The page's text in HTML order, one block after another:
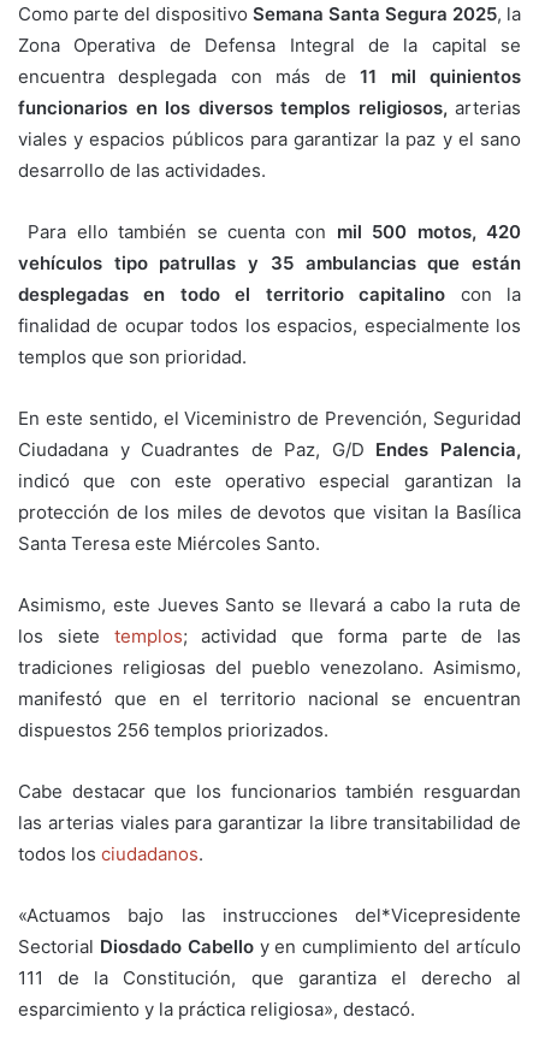
Como parte del dispositivo Semana Santa Segura 2025, la
Zona Operativa de Defensa Integral de la capital se
encuentra desplegada con más de11 mil quinientos
funcionarios en los diversos templos religiosos, arterias
viales y espacios públicos para garantizar la paz y el sano
desarrollo de las actividades.
Para ello también se cuenta con mil 500 motos, 420
vehículos tipo patrullas y 35 ambulancias que están
desplegadas en todo el territorio capitalino con la
finalidad de ocupar todos los espacios, especialmente los
templos que son prioridad.
En este sentido, el Viceministro de Prevención, Seguridad
Ciudadana y Cuadrantes de Paz, G/D Endes Palencia,
indicó que con este operativo especial garantizan la
protección de los miles de devotos que visitan la Basílica
Santa Teresa este Miércoles Santo.
Asimismo, este Jueves Santo se llevará a cabo la ruta de
los siete templos; actividad que forma parte de las
tradiciones religiosas del pueblo venezolano. Asimismo,
manifestó que en el territorio nacional se encuentran
dispuestos 256 templos priorizados.
Cabe destacar que los funcionarios también resguardan
las arterias viales para garantizar la libre transitabilidad de
todos los ciudadanos.
«Actuamos bajo las instrucciones del*Vicepresidente
Sectorial Diosdado Cabelloy en cumplimiento del artículo
111 de la Constitución, que garantiza el derecho al
esparcimiento y la práctica religiosa», destacó.